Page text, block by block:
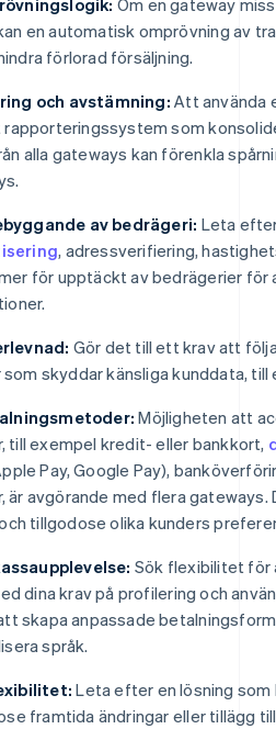
en automatisk omprövning av
förlorad försäljning.
och avstämning: Att använda
som
alla gateways kan förenkla
av bedrägeri: Leta
, adressverifiering,
för upptäckt av bedrägerier
Gör det till ett krav att
skyddar känsliga kunddata, till
Möjligheten att
till exempel kredit- eller bankkort,
Pay, Google Pay),
är avgörande med flera gateways.
tillgodose olika kunders
Sök flexibilitet för
dina krav på profilering och
skapa anpassade
språk.
Leta efter en lösning
framtida ändringar eller tillägg